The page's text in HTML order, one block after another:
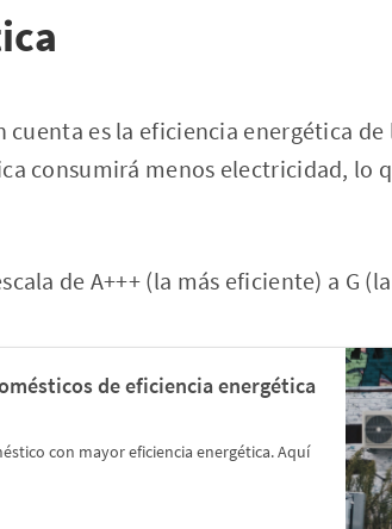
es la eficiencia energética de
consumirá menos electricidad, lo
de A+++ (la más eficiente) a G
de eficiencia energética
con mayor eficiencia energética. Aquí